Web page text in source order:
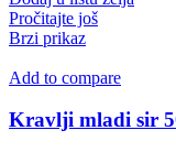
Pročitajte još
Brzi prikaz
Add to compare
Kravlji mladi sir